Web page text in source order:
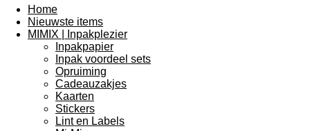
Home
Nieuwste items
MIMIX | Inpakplezier
Inpakpapier
Inpak voordeel sets
Opruiming
Cadeauzakjes
Kaarten
Stickers
Lint en Labels